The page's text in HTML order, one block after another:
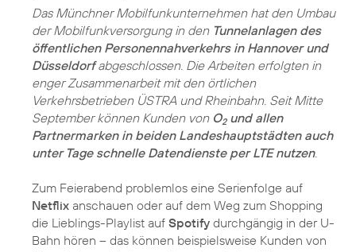
Das Münchner Mobilfunkunternehmen hat den Umbau
der Mobilfunkversorgung in den Tunnelanlagen des
öffentlichen Personennahverkehrs in Hannover und
Düsseldorfabgeschlossen. Die Arbeiten erfolgten in
enger Zusammenarbeit mit den örtlichen
Verkehrsbetrieben ÜSTRA und Rheinbahn. Seit Mitte
September können Kunden von O2und allen
Partnermarken in beiden Landeshauptstädten auch
unter Tage schnelle Datendienste per LTE nutzen.
Zum Feierabend problemlos eine Serienfolge auf
Netflix anschauen oder auf dem Weg zum Shopping
die Lieblings-Playlist auf Spotify durchgängig in der U-
Bahn hören – das können beispielsweise Kunden von